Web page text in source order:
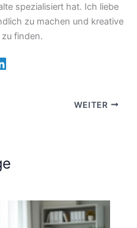
spezialisiert hat. Ich liebe
zu machen und kreative
finden.
WEITER